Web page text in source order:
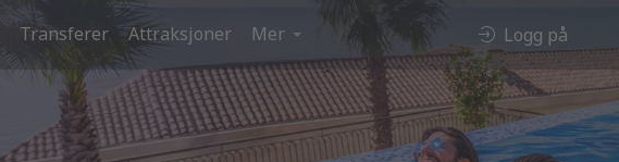
Transferer Attraksjoner Mer Logg på